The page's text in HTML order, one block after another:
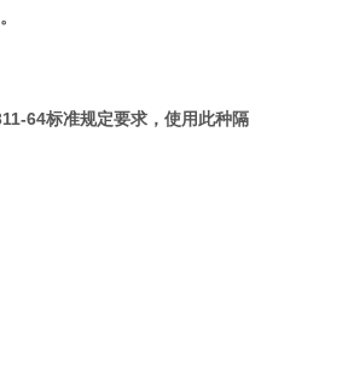
64标准规定要求，使用此种隔